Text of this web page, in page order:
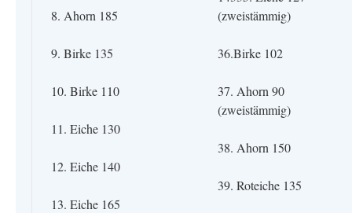
8. Ahorn 185
9. Birke 135
10. Birke 110
11. Eiche 130
12. Eiche 140
13. Eiche 165
(zweistämmig)
36.Birke 102
37. Ahorn 90
(zweistämmig)
38. Ahorn 150
39. Roteiche 135